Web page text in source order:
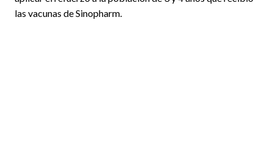
las vacunas de Sinopharm.